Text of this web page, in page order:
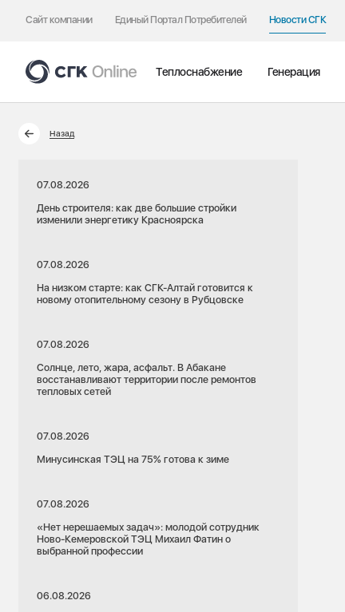
Сайт компании Единый Портал Потребителей Новости СГК
Теплоснабжение Генерация
Назад
07.08.2026
День строителя: как две большие стройки
изменили энергетику Красноярска
07.08.2026
На низком старте: как СГК-Алтай готовится к
новому отопительному сезону в Рубцовске
07.08.2026
Солнце, лето, жара, асфальт. В Абакане
восстанавливают территории после ремонтов
тепловых сетей
07.08.2026
Минусинская ТЭЦ на 75% готова к зиме
07.08.2026
«Нет нерешаемых задач»: молодой сотрудник
Ново-Кемеровской ТЭЦ Михаил Фатин о
выбранной профессии
06.08.2026